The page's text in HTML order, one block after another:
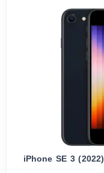
iPhone SE 3 (2022)